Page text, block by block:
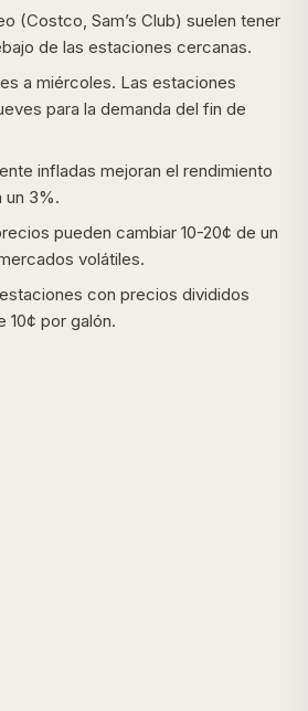
(Costco, Sam’s Club) suelen tener
de las estaciones cercanas.
a miércoles. Las estaciones
para la demanda del fin de
infladas mejoran el rendimiento
un 3%.
pueden cambiar 10-20¢ de un
volátiles.
con precios divididos
10¢ por galón.